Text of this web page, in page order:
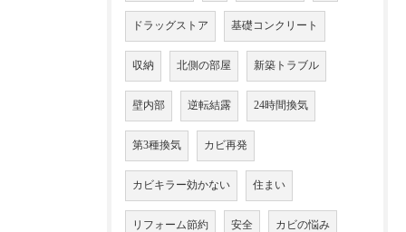
ドラッグストア 基礎コンクリート
収納 北側の部屋 新築トラブル
壁内部 逆転結露 24時間換気
第3種換気 カビ再発
カビキラー効かない 住まい
リフォーム節約 安全 カビの悩み